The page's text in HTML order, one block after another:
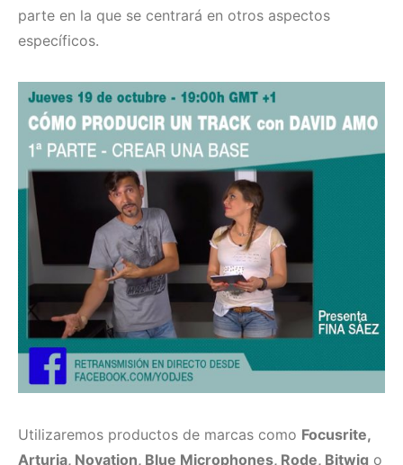
parte en la que se centrará en otros aspectos
específicos.
Utilizaremos productos de marcas como Focusrite,
Arturia, Novation, Blue Microphones, Rode, Bitwig o